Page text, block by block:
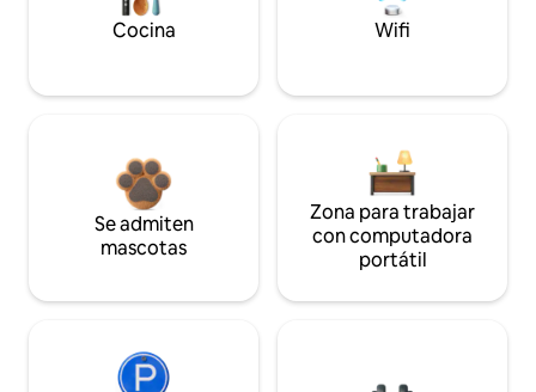
Cocina Wifi
Se admiten
mascotas
Zona para trabajar
con computadora
portátil